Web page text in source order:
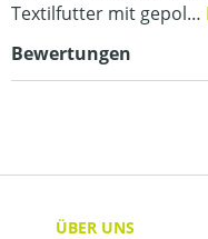
Textilfutter mit gepol…
Bewertungen
ÜBER UNS